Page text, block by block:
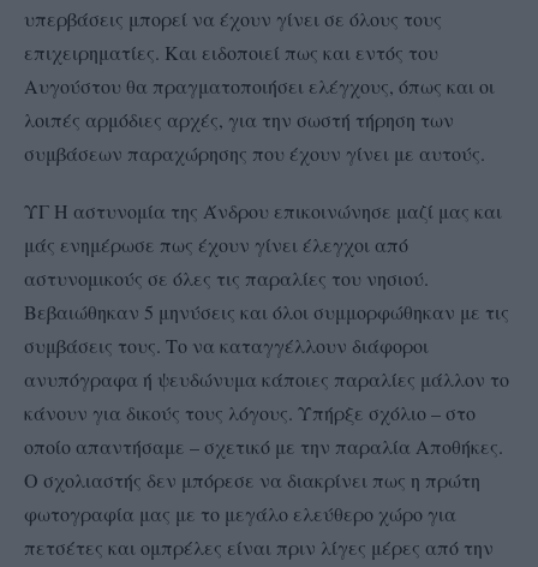
υπερβάσεις μπορεί να έχουν γίνει σε όλους τους
επιχειρηματίες. Και ειδοποιεί πως και εντός του
Αυγούστου θα πραγματοποιήσει ελέγχους, όπως και οι
λοιπές αρμόδιες αρχές, για την σωστή τήρηση των
συμβάσεων παραχώρησης που έχουν γίνει με αυτούς.
ΥΓ Η αστυνομία της Άνδρου επικοινώνησε μαζί μας και
μάς ενημέρωσε πως έχουν γίνει έλεγχοι από
αστυνομικούς σε όλες τις παραλίες του νησιού.
Βεβαιώθηκαν 5 μηνύσεις και όλοι συμμορφώθηκαν με τις
συμβάσεις τους. Το να καταγγέλλουν διάφοροι
ανυπόγραφα ή ψευδώνυμα κάποιες παραλίες μάλλον το
κάνουν για δικούς τους λόγους. Υπήρξε σχόλιο – στο
οποίο απαντήσαμε – σχετικό με την παραλία Αποθήκες.
Ο σχολιαστής δεν μπόρεσε να διακρίνει πως η πρώτη
φωτογραφία μας με το μεγάλο ελεύθερο χώρο για
πετσέτες και ομπρέλες είναι πριν λίγες μέρες από την